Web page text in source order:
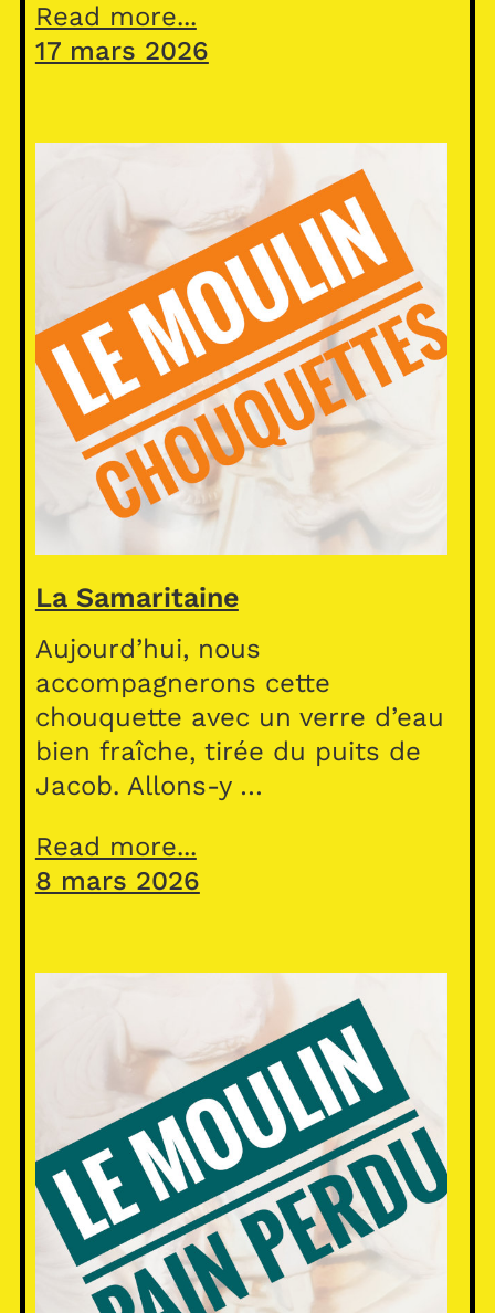
Read more...
17 mars 2026
La Samaritaine
Aujourd’hui, nous
accompagnerons cette
chouquette avec un verre d’eau
bien fraîche, tirée du puits de
Jacob. Allons-y …
Read more...
8 mars 2026